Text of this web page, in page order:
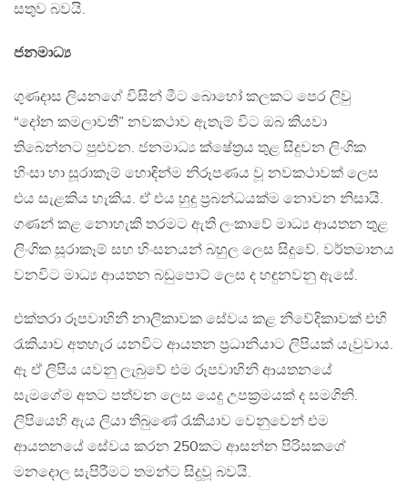
සතුව බවයි.
ජනමාධ්‍ය
ගුණදාස ලියනගේ විසින් මීට බොහෝ කලකට පෙර ලිවු
“දෝන කමලාවති” නවකථාව ඇතැම් විට ඔබ කියවා
තිබෙන්නට පුළුවන. ජනමාධ්‍ය ක්ෂේත්‍රය තුළ සිදුවන ලිංගික
හිංසා හා සූරාකෑම් හොඳින්ම නිරූපණය වූ නවකථාවක් ලෙස
එය සැළකිය හැකිය. ඒ එය හුදු ප්‍රබන්ධයක්ම නොවන නිසායි.
ගණන් කළ නොහැකි තරමට ඇති ලංකාවේ මාධ්‍ය ආයතන තුළ
ලිංගික සූරාකෑම් සහ හිංසනයන් බහුල ලෙස සිදුවේ. වර්තමානය
වනවිට මාධ්‍ය ආයතන බඩුපොට් ලෙස ද හඳුනවනු ඇසේ.
එක්තරා රූපවාහිනී නාලිකාවක සේවය කළ නිවේදිකාවක් එහි
රැකියාව අතහැර යනවිට ආයතන ප්‍රධානියාට ලිපියක් යැවුවාය.
ඈ ඒ ලිපිය යවනු ලැබුවේ එම රූපවාහිනි ආයතනයේ
සැමගේම අතට පත්වන ලෙස යෙදු උපක්‍රමයක් ද සමගිනි.
ලිපියෙහි ඇය ලියා තිබුණේ රැකියාව වෙනුවෙන් එම
ආයතනයේ සේවය කරන 250කට ආසන්න පිරිසකගේ
මනදොල සැපිරීමට තමන්ට සිදුවූ බවයි.